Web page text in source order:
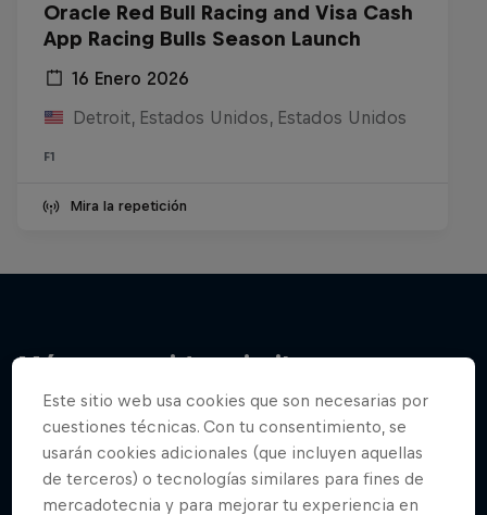
Oracle Red Bull Racing and Visa Cash
App Racing Bulls Season Launch
16 Enero 2026
Detroit, Estados Unidos, Estados Unidos
F1
Mira la repetición
Más contenidos similares
Este sitio web usa cookies que son necesarias por
cuestiones técnicas. Con tu consentimiento, se
usarán cookies adicionales (que incluyen aquellas
de terceros) o tecnologías similares para fines de
mercadotecnia y para mejorar tu experiencia en